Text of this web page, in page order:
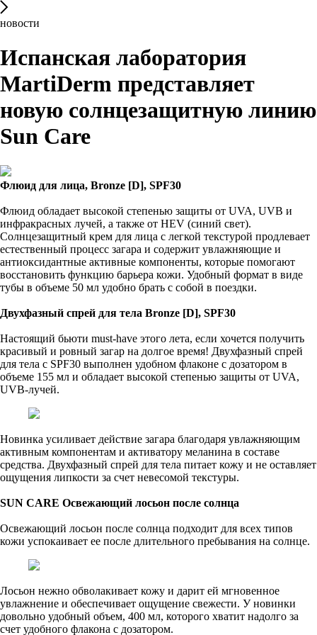
новости
Испанская лаборатория
MartiDerm представляет
новую солнцезащитную линию
Sun Care
Флюид для лица, Bronze [D], SPF30
Флюид обладает высокой степенью защиты от UVA, UVB и
инфракрасных лучей, а также от HEV (синий свет).
Солнцезащитный крем для лица с легкой текстурой продлевает
естественный процесс загара и содержит увлажняющие и
антиоксидантные активные компоненты, которые помогают
восстановить функцию барьера кожи. Удобный формат в виде
тубы в объеме 50 мл удобно брать с собой в поездки.
Двухфазный спрей для тела Bronze [D], SPF30
Настоящий бьюти must-have этого лета, если хочется получить
красивый и ровный загар на долгое время! Двухфазный спрей
для тела с SPF30 выполнен удобном флаконе с дозатором в
объеме 155 мл и обладает высокой степенью защиты от UVA,
UVB-лучей.
Новинка усиливает действие загара благодаря увлажняющим
активным компонентам и активатору меланина в составе
средства. Двухфазный спрей для тела питает кожу и не оставляет
ощущения липкости за счет невесомой текстуры.
SUN CARE Освежающий лосьон после солнца
Освежающий лосьон после солнца подходит для всех типов
кожи успокаивает ее после длительного пребывания на солнце.
Лосьон нежно обволакивает кожу и дарит ей мгновенное
увлажнение и обеспечивает ощущение свежести. У новинки
довольно удобный объем, 400 мл, которого хватит надолго за
счет удобного флакона с дозатором.